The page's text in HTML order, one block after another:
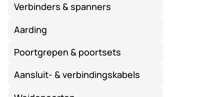
Verbinders & spanners
Aarding
Poortgrepen & poortsets
Aansluit- & verbindingskabels